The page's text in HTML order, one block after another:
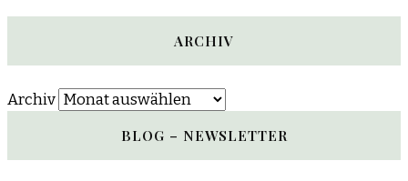
ARCHIV
Archiv
BLOG – NEWSLETTER